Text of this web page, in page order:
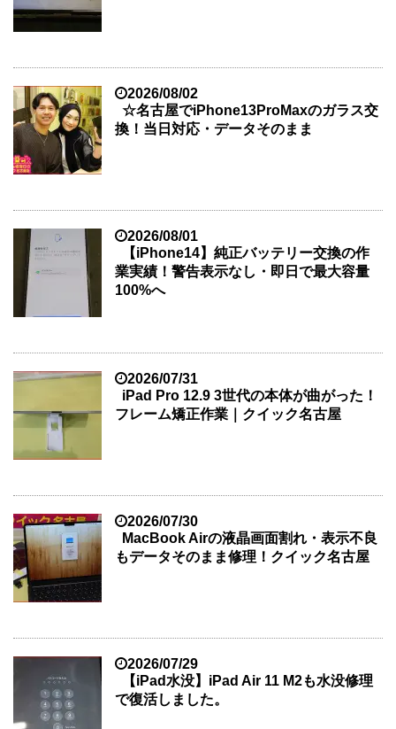
2026/08/02
☆名古屋でiPhone13ProMaxのガラス交
換！当日対応・データそのまま
2026/08/01
【iPhone14】純正バッテリー交換の作
業実績！警告表示なし・即日で最大容量
100%へ
2026/07/31
iPad Pro 12.9 3世代の本体が曲がった！
フレーム矯正作業｜クイック名古屋
2026/07/30
MacBook Airの液晶画面割れ・表示不良
もデータそのまま修理！クイック名古屋
2026/07/29
【iPad水没】iPad Air 11 M2も水没修理
で復活しました。